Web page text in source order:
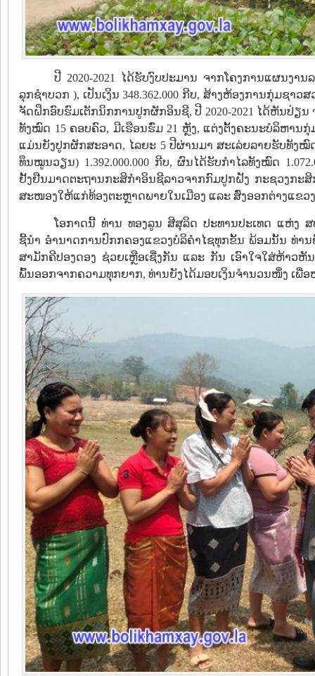
ປີ 2020-2021 ໄດ້ຮັບງົບປະມານ ຈາກໂຄງການແຜນງ
ລຸກຊຳບວກ ), ເປັນເງິນ 348.362.000 ກີບ, ສ້າງຫ້ອງການກຸ່ມຊາວ
ຈັດຝຶກອົບຮົມເຕັກນິກການປູກຜັກອິນຊີ, ປີ 2020-2021 ໄດ້ຫັນປ່
ທັງໝົດ 15 ຄອບຄົວ, ມີເຮືອນຮົ່ມ 21 ຫຼັງ, ແຕ່ງຕັ້ງຄະນະບໍລິຫານ
ແມ່ນຍັງປູກຜັກສະອາດ, ໄລຍະ 5 ປີຜ່ານມາ ສະເລ່ຍລາຍຮັບທັງໝົ
ທຶນໝູນວຽນ) 1.392.000.000 ກີບ, ຜົນໄດ້ຮັບກໍາໄລທັງໝົດ
ຢັ້ງຢືນມາດຕະຖານກະສິກຳອິນຊີລາວຈາກກົມປູກຝັງ ກະຊວງກະ
ສະໜອງໃຫ້ແກ່ທ້ອງຕະຫຼາດພາຍໃນເມືອງ ແລະ ສົ່ງອອກຕ່າງແຂວ
ໂອກາດນີ້ ທ່ານ ທອງລູນ ສີສຸລິດ ປະທານປະເທດ ແຫ່ງ
ຊີ້ນຳ ອຳນາດການປົກກຄອງແຂວງບໍລິຄຳໄຊທຸກຂັ້ນ ພ້ອມນັ້ນ ທ່າ
ສາມັກຄີປອງດອງ ຊ່ວຍເຫຼືອເຊີ່ງກັນ ແລະ ກັນ ເອົາໃຈໃສ່ຫ້າວ
ພົ້ນອອກຈາກຄວາມທຸກຍາກ, ທ່ານຍັງໄດ້ມອບເງິນຈຳນວນໜຶ່ງ ເພື່